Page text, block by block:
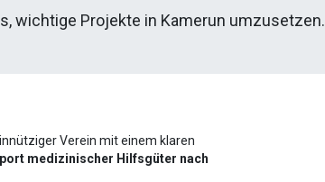
wichtige Projekte in Kamerun umzusetzen.
Verein mit einem klaren
medizinischer Hilfsgüter nach